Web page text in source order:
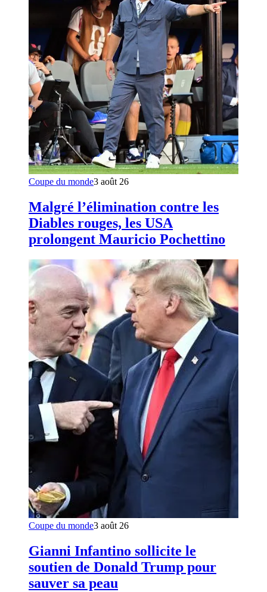
Coupe du monde3 août 26
Malgré l’élimination contre les
Diables rouges, les USA
prolongent Mauricio Pochettino
Coupe du monde3 août 26
Gianni Infantino sollicite le
soutien de Donald Trump pour
sauver sa peau